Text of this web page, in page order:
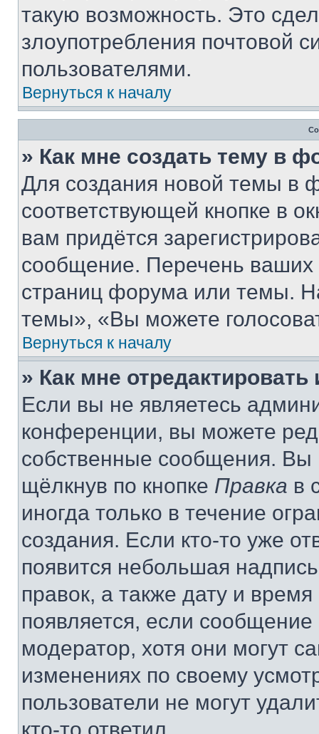
такую возможность. Это
злоупотребления почтовой
пользователями.
Вернуться к началу
» Как мне создать тему в
Для создания новой темы в
соответствующей кнопке в
вам придётся
сообщение. Перечень ваших
страниц форума или темы.
темы», «Вы можете
Вернуться к началу
» Как мне
Если вы не являетесь
конференции, вы можете
собственные сообщения. Вы
щёлкнув по кнопке Правка в
иногда только в течение
создания. Если кто-то уже
появится небольшая
правок, а также дату и
появляется, если
модератор, хотя они могут
изменениях по своему
пользователи не могут